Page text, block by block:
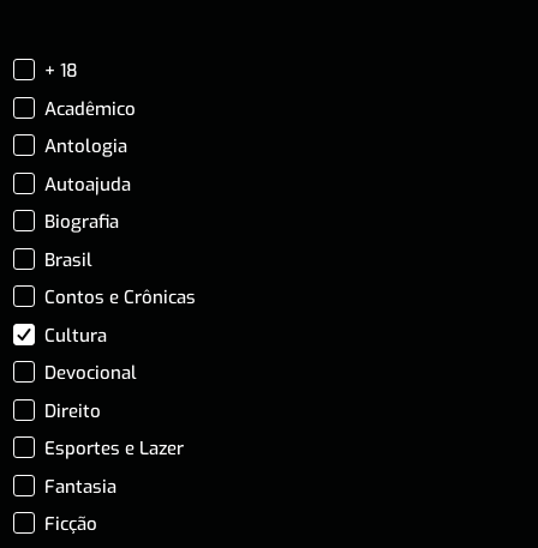
+ 18
Acadêmico
Antologia
Autoajuda
Biografia
Brasil
Contos e Crônicas
Cultura
Devocional
Direito
Esportes e Lazer
Fantasia
Ficção